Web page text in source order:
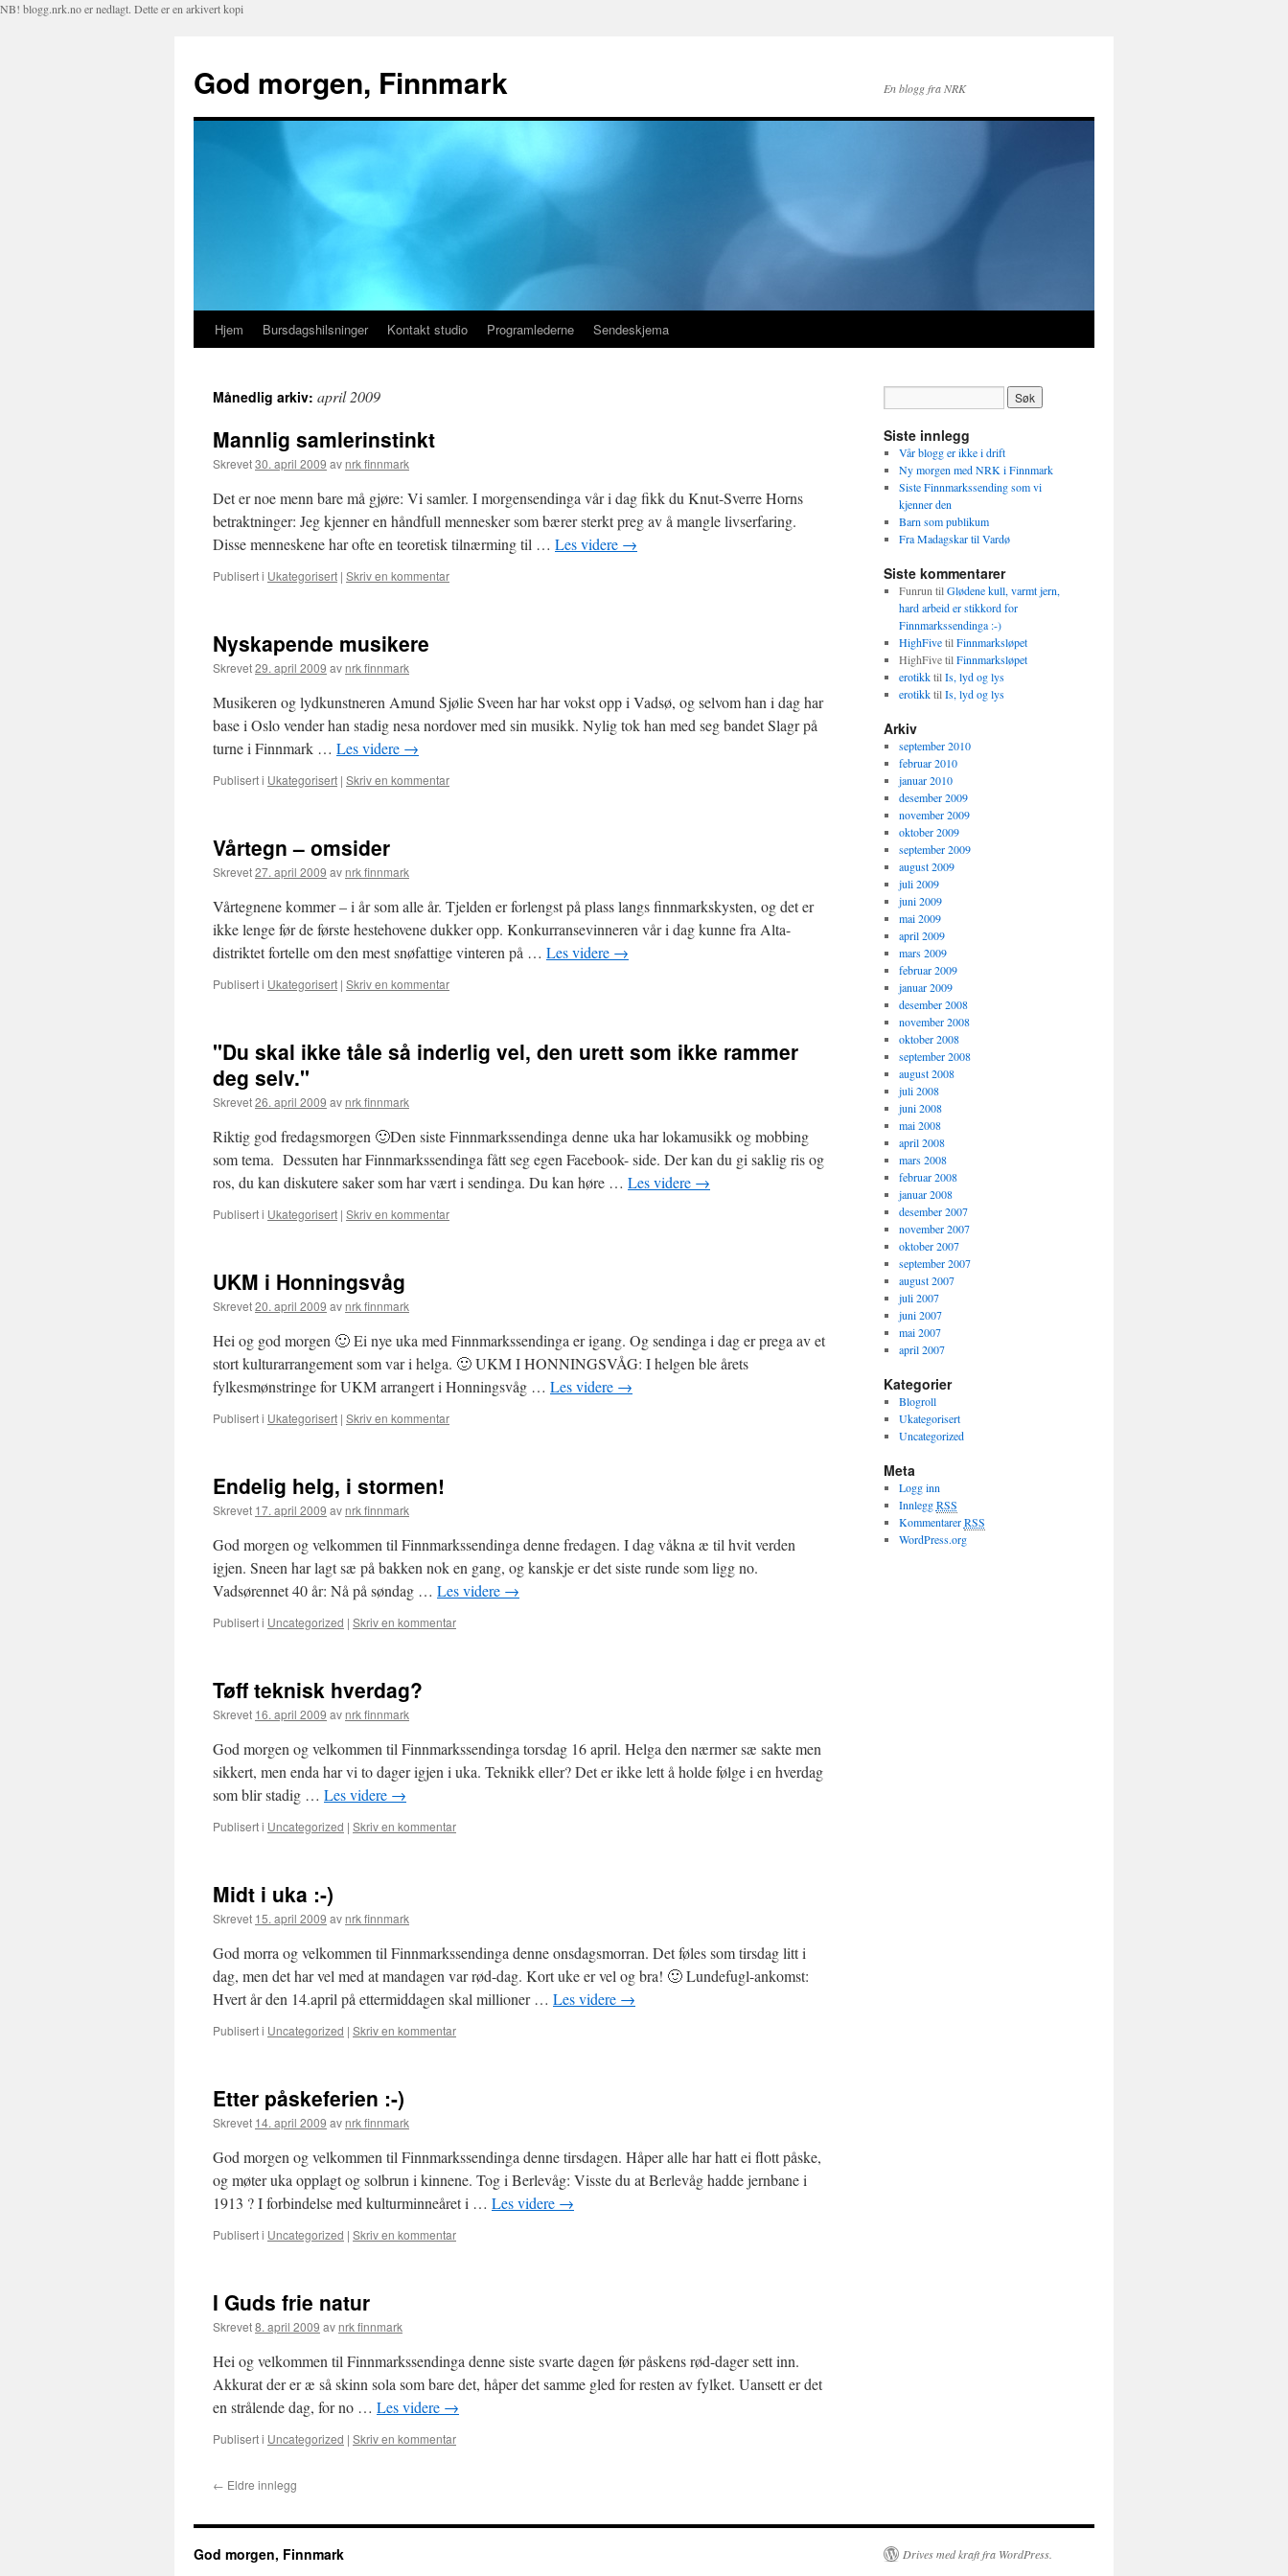
NB! blogg.nrk.no er nedlagt. Dette er en arkivert kopi
God morgen, Finnmark En blogg fra NRK
Hopp
innhold
Hjem Bursdagshilsninger Kontakt studio Programlederne Sendeskjema
Månedlig arkiv: april 2009
Mannlig samlerinstinkt
Skrevet30. april 2009 av nrk finnmark
Det er noe menn bare må gjøre: Vi samler. I morgensendinga vår i dag fikk du Knut-Sverre Horns
betraktninger: Jeg kjenner en håndfull mennesker som bærer sterkt preg av å mangle livserfaring.
Disse menneskene har ofte en teoretisk tilnærming til … Les videre →
Publisert i Ukategorisert | Skriv en kommentar
Nyskapende musikere
Skrevet29. april 2009 av nrk finnmark
Musikeren og lydkunstneren Amund Sjølie Sveen har har vokst opp i Vadsø, og selvom han i dag har
base i Oslo vender han stadig nesa nordover med sin musikk. Nylig tok han med seg bandet Slagr på
turne i Finnmark … Les videre →
Publisert i Ukategorisert | Skriv en kommentar
Vårtegn – omsider
Skrevet27. april 2009 av nrk finnmark
Vårtegnene kommer – i år som alle år. Tjelden er forlengst på plass langs finnmarkskysten, og det er
ikke lenge før de første hestehovene dukker opp. Konkurransevinneren vår i dag kunne fra Alta-
distriktet fortelle om den mest snøfattige vinteren på … Les videre →
Publisert i Ukategorisert | Skriv en kommentar
"Du skal ikke tåle så inderlig vel, den urett som ikke rammer
deg selv."
Skrevet26. april 2009 av nrk finnmark
Riktig god fredagsmorgen 🙂Den siste Finnmarkssendinga denne uka har lokamusikk og mobbing
som tema. Dessuten har Finnmarkssendinga fått seg egen Facebook- side. Der kan du gi saklig ris og
ros, du kan diskutere saker som har vært i sendinga. Du kan høre … Les videre →
Publisert i Ukategorisert | Skriv en kommentar
UKM i Honningsvåg
Skrevet20. april 2009 av nrk finnmark
Hei og god morgen 🙂 Ei nye uka med Finnmarkssendinga er igang. Og sendinga i dag er prega av et
stort kulturarrangement som var i helga. 🙂 UKM I HONNINGSVÅG: I helgen ble årets
fylkesmønstringe for UKM arrangert i Honningsvåg … Les videre →
Publisert i Ukategorisert | Skriv en kommentar
Endelig helg, i stormen!
Skrevet 17. april 2009 av nrk finnmark
God morgen og velkommen til Finnmarkssendinga denne fredagen. I dag våkna æ til hvit verden
igjen. Sneen har lagt sæ på bakken nok en gang, og kanskje er det siste runde som ligg no.
Vadsørennet 40 år: Nå på søndag … Les videre →
Publisert i Uncategorized | Skriv en kommentar
Tøff teknisk hverdag?
Skrevet 16. april 2009 av nrk finnmark
God morgen og velkommen til Finnmarkssendinga torsdag 16 april. Helga den nærmer sæ sakte men
sikkert, men enda har vi to dager igjen i uka. Teknikk eller? Det er ikke lett å holde følge i en hverdag
som blir stadig … Les videre →
Publisert i Uncategorized | Skriv en kommentar
Midt i uka :-)
Skrevet 15. april 2009 av nrk finnmark
God morra og velkommen til Finnmarkssendinga denne onsdagsmorran. Det føles som tirsdag litt i
dag, men det har vel med at mandagen var rød-dag. Kort uke er vel og bra! 🙂 Lundefugl-ankomst:
Hvert år den 14.april på ettermiddagen skal millioner … Les videre →
Publisert i Uncategorized | Skriv en kommentar
Etter påskeferien :-)
Skrevet 14. april 2009 av nrk finnmark
God morgen og velkommen til Finnmarkssendinga denne tirsdagen. Håper alle har hatt ei flott påske,
og møter uka opplagt og solbrun i kinnene. Tog i Berlevåg: Visste du at Berlevåg hadde jernbane i
1913 ? I forbindelse med kulturminneåret i … Les videre →
Publisert i Uncategorized | Skriv en kommentar
I Guds frie natur
Skrevet8. april 2009 av nrk finnmark
Hei og velkommen til Finnmarkssendinga denne siste svarte dagen før påskens rød-dager sett inn.
Akkurat der er æ så skinn sola som bare det, håper det samme gled for resten av fylket. Uansett er det
en strålende dag, for no … Les videre →
Publisert i Uncategorized | Skriv en kommentar
← Eldre innlegg
Siste innlegg
Vår blogg er ikke i drift
Ny morgen med NRK i Finnmark
Siste Finnmarkssending som vi
kjenner den
Barn som publikum
Fra Madagskar til Vardø
Siste kommentarer
Funrun tilGlødene kull, varmt jern,
hard arbeid er stikkord for
Finnmarkssendinga :-)
HighFivetilFinnmarksløpet
HighFivetilFinnmarksløpet
erotikktilIs, lyd og lys
erotikktilIs, lyd og lys
Arkiv
september 2010
februar 2010
januar 2010
desember 2009
november 2009
oktober 2009
september 2009
august 2009
juli 2009
juni 2009
mai 2009
april 2009
mars 2009
februar 2009
januar 2009
desember 2008
november 2008
oktober 2008
september 2008
august 2008
juli 2008
juni 2008
mai 2008
april 2008
mars 2008
februar 2008
januar 2008
desember 2007
november 2007
oktober 2007
september 2007
august 2007
juli 2007
juni 2007
mai 2007
april 2007
Kategorier
Blogroll
Ukategorisert
Uncategorized
Meta
Logg inn
InnleggRSS
KommentarerRSS
WordPress.org
God morgen, Finnmark Drives med kraft fra WordPress.